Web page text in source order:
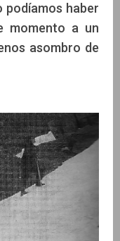
podíamos haber
momento a un
asombro de